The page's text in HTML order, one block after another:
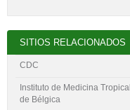
SITIOS RELACIONADOS
CDC
Instituto de Medicina Tropical
de Bélgica